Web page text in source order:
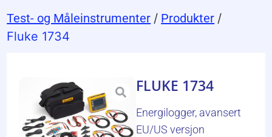
Test- og Måleinstrumenter / Produkter /
Fluke 1734
FLUKE 1734
Energilogger, avansert
EU/US versjon